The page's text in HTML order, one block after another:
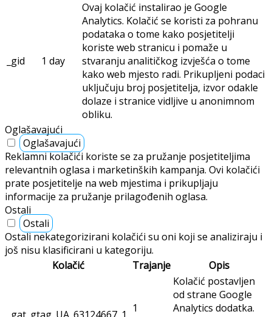
_gid 1 day
Ovaj kolačić instalirao je Google
Analytics. Kolačić se koristi za pohranu
podataka o tome kako posjetitelji
koriste web stranicu i pomaže u
stvaranju analitičkog izvješća o tome
kako web mjesto radi. Prikupljeni podaci
uključuju broj posjetitelja, izvor odakle
dolaze i stranice vidljive u anonimnom
obliku.
Oglašavajući
Oglašavajući
Reklamni kolačići koriste se za pružanje posjetiteljima
relevantnih oglasa i marketinških kampanja. Ovi kolačići
prate posjetitelje na web mjestima i prikupljaju
informacije za pružanje prilagođenih oglasa.
Ostali
Ostali
Ostali nekategorizirani kolačići su oni koji se analiziraju i
još nisu klasificirani u kategoriju.
Kolačić
Trajanje Opis
1
Kolačić postavljen
od strane Google
Analytics dodatka.